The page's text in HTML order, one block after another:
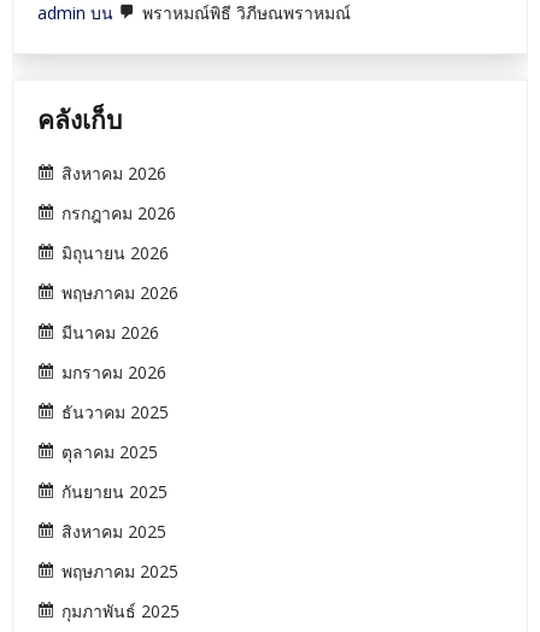
admin บน พราหมณ์พิธี วิภีษณพราหมณ์
คลังเก็บ
สิงหาคม 2026
กรกฎาคม 2026
มิถุนายน 2026
พฤษภาคม 2026
มีนาคม 2026
มกราคม 2026
ธันวาคม 2025
ตุลาคม 2025
กันยายน 2025
สิงหาคม 2025
พฤษภาคม 2025
กุมภาพันธ์ 2025